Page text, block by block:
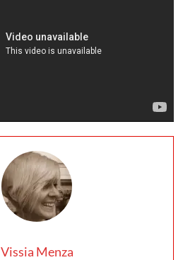
Vissia Menza